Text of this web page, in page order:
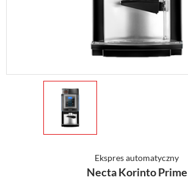
Ekspres automatyczny
Necta Korinto Prime